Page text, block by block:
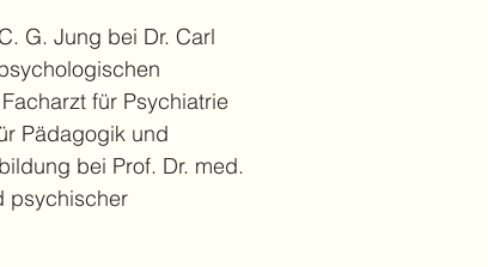
G. Jung bei Dr. Carl
für Psychiatrie
Pädagogik und
bei Prof. Dr. med.
psychischer